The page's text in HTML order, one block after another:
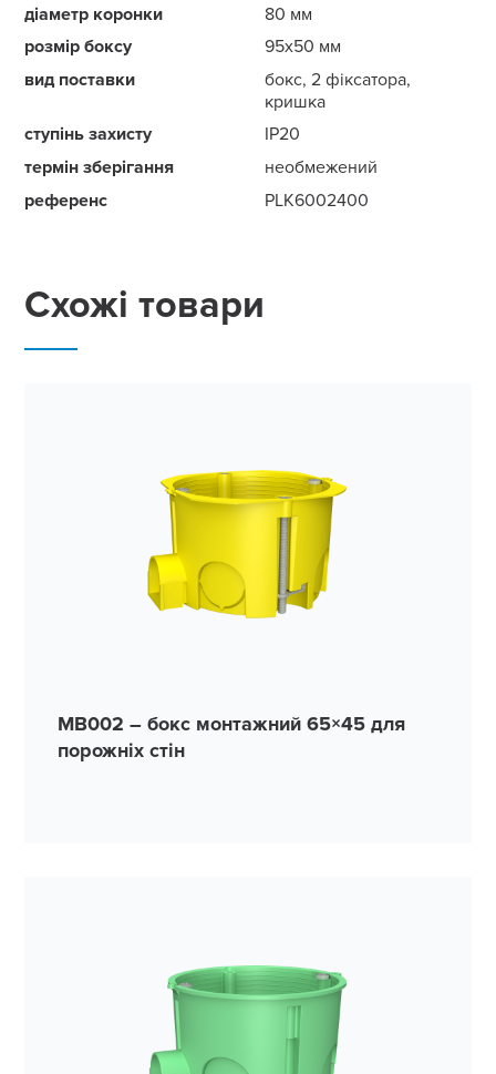
діаметр коронки
80 мм
розмір боксу
95x50 мм
вид поставки
бокс, 2 фіксатора,
кришка
ступінь захисту
IP20
термін зберігання
необмежений
референс
PLK6002400
Схожі товари
MB002 – бокс монтажний 65×45 для
порожніх стін